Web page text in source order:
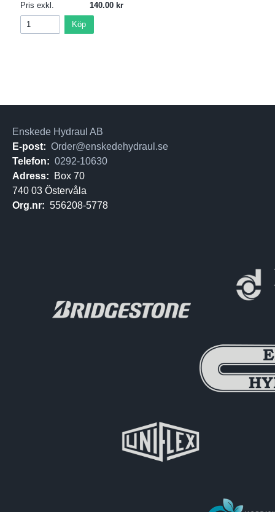
Pris exkl. 140.00
Köp
Enskede Hydraul AB
E-post: Order@enskedehydraul.se
Telefon: 0292-10630
Adress:
Box 70
740 03 Östervåla
Org.nr: 556208-5778